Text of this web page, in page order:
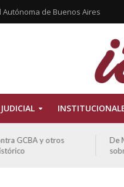
de Buenos Aires
GCBA y otros
De